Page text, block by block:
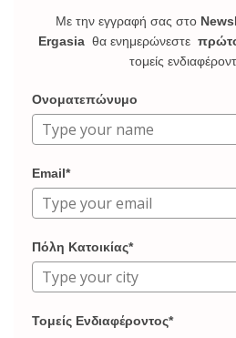
Με την εγγραφή σας στο
Ergasia θα ενημερώνεστε
τομείς
Ονοματεπώνυμο
Email*
Πόλη Κατοικίας*
Τομείς Ενδιαφέροντος*